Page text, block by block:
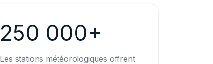
250 000+
Les stations météorologiques offrent